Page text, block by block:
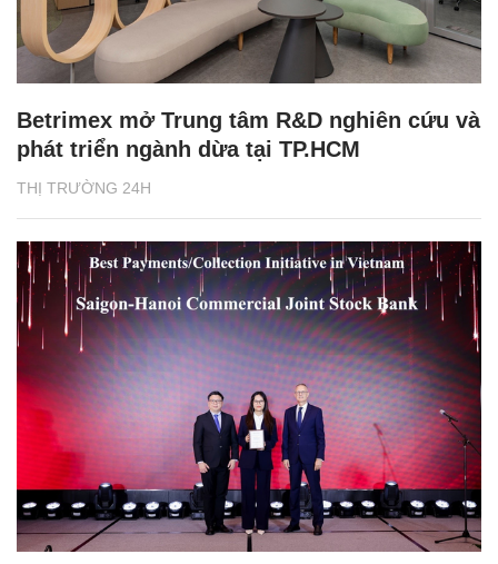
THỊ TRƯỜNG 24H
Betrimex mở Trung tâm R&D nghiên cứu và
phát triển ngành dừa tại TP.HCM